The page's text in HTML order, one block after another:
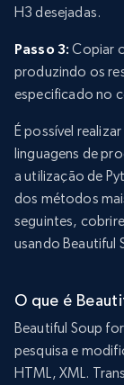
H3 desejadas.
Passo 3: Copiar
produzindo os
especificado no
É possível
linguagens de
a utilização de
dos métodos
seguintes,
usando Beautiful
O que é
Beautiful Soup
pesquisa e
HTML, XML.